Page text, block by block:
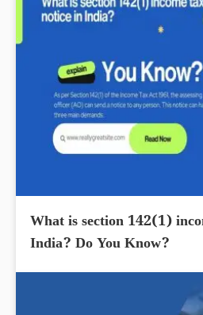
What is section 142(1)
India? Do You Know?